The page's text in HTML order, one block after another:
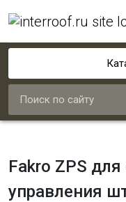
Fakro ZPS
управления